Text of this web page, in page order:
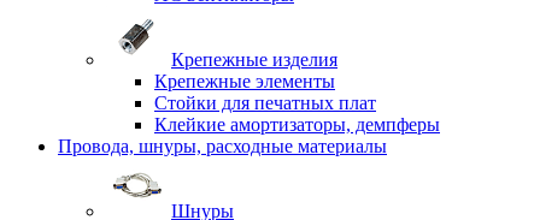
Крепежные изделия
Крепежные элементы
Стойки для печатных плат
Клейкие амортизаторы, демпферы
Провода, шнуры, расходные материалы
Шнуры